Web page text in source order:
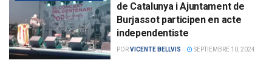
de Catalunya i Ajuntament de
Burjassot participen en acte
independentiste
PORVICENTE BELLVIS SEPTIEMBRE 10, 2024